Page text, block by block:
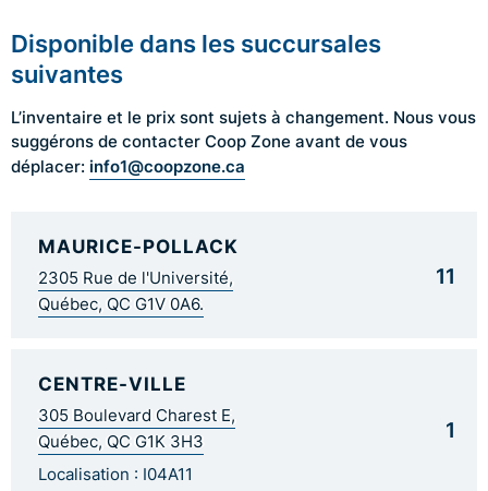
Disponible dans les succursales
suivantes
L’inventaire et le prix sont sujets à changement. Nous vous
suggérons de contacter Coop Zone avant de vous
déplacer: info1@coopzone.ca
MAURICE-POLLACK
2305 Rue de l'Université,
Québec, QC G1V 0A6.
11
CENTRE-VILLE
305 Boulevard Charest E,
Québec, QC G1K 3H3
Localisation : I04A11
1